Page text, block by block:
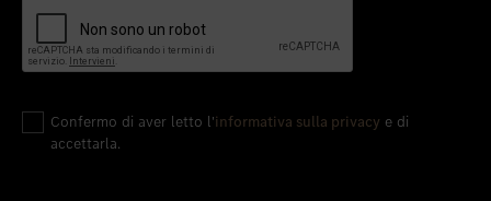
Confermo di aver letto l'informativa sulla privacy e di
accettarla.